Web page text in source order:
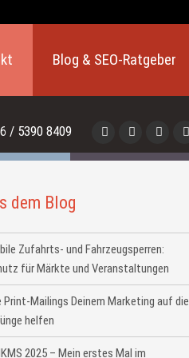
Blog & SEO-Ratgeber
/ 5390 8409
dem Blog
Zufahrts- und Fahrzeugsperren:
für Märkte und Veranstaltungen
Print-Mailings Deinem Marketing auf die
helfen
2025 – Mein erstes Mal im